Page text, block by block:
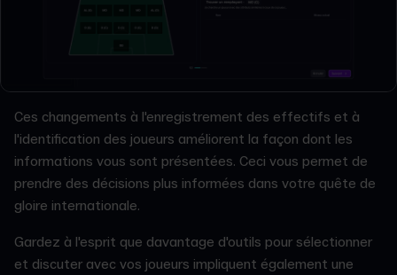
Ces changements à l'enregistrement des effectifs et à
l'identification des joueurs améliorent la façon dont les
informations vous sont présentées. Ceci vous permet de
prendre des décisions plus informées dans votre quête de
gloire internationale.
Gardez à l'esprit que davantage d'outils pour sélectionner
et discuter avec vos joueurs impliquent également une